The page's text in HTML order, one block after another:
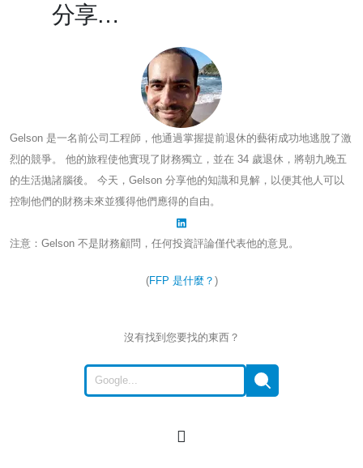
分享…
Gelson 是一名前公司工程師，他通過掌握提前退休的藝術成功地逃脫了激
烈的競爭。 他的旅程使他實現了財務獨立，並在 34 歲退休，將朝九晚五
的生活拋諸腦後。 今天，Gelson 分享他的知識和見解，以便其他人可以
控制他們的財務未來並獲得他們應得的自由。
注意：Gelson 不是財務顧問，任何投資評論僅代表他的意見。
(FFP 是什麼？ )
沒有找到您要找的東西？